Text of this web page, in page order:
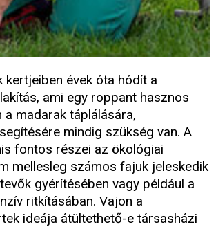
kertjeiben évek óta hódít a
ami egy roppant hasznos
a madarak táplálására,
mindig szükség van. A
fontos részei az ökológiai
mellesleg számos fajuk jeleskedik
gyérítésében vagy például a
ritkításában. Vajon a
ideája átültethető-e társasházi